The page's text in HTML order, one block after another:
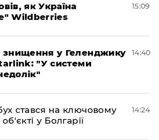
як Україна
Wildberries
15:09
знищення у Геленджику
"У системи
14:40
стався на ключовому
у Болгарії
14:24